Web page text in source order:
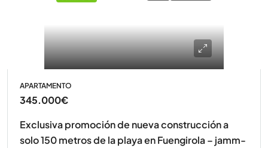
APARTAMENTO
345.000€
Exclusiva promoción de nueva construcción a
solo 150 metros de la playa en Fuengirola – jamm-